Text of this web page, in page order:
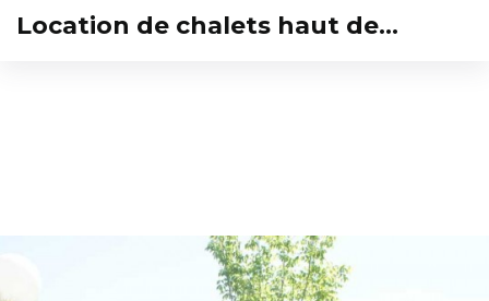
Location de chalets haut de…